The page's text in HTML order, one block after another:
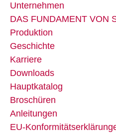
Unternehmen
DAS FUNDAMENT VON
Produktion
Geschichte
Karriere
Downloads
Hauptkatalog
Broschüren
Anleitungen
EU-